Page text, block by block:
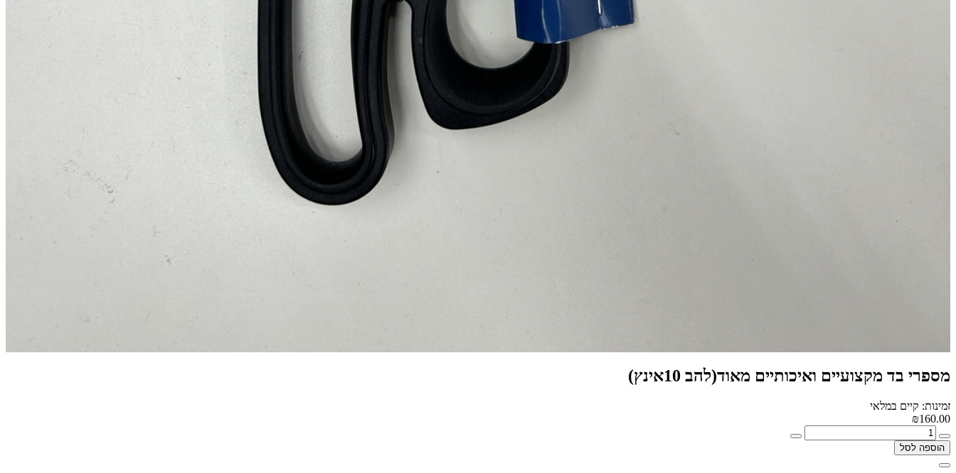
מספרי בד מקצועיים ואיכותיים מאוד(להב 10אינץ)
זמינות: קיים במלאי
₪160.00
הוספה לסל